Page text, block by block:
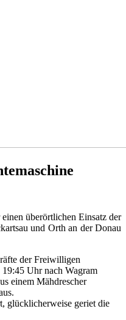
überörtlichen Einsatz der
und Orth an der Donau
der Freiwilligen
Uhr nach Wagram
einem Mähdrescher
glücklicherweise geriet die